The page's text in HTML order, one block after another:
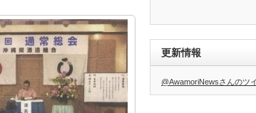
更新情報
@AwamoriNewsさんのツ